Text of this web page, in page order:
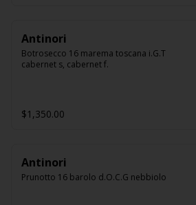
Antinori
Botrosecco 16 marema toscana i.G.T
cabernet s, cabernet f.
$1,350.00
Antinori
Prunotto 16 barolo d.O.C.G nebbiolo